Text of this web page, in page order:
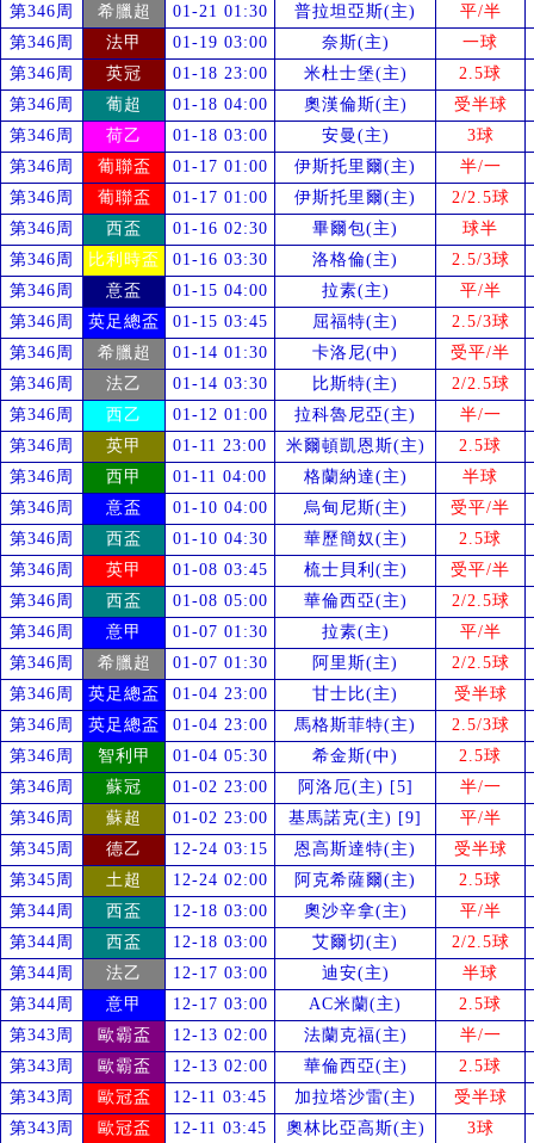
第346周
希臘超 01-21 01:30 普拉坦亞斯(主)
平/半
第346周
法甲 01-19 03:00 奈斯(主)
一球
第346周
英冠 01-18 23:00 米杜士堡(主)
2.5球
第346周
葡超 01-18 04:00 奧漢倫斯(主) 受半球
第346周
荷乙 01-18 03:00 安曼(主)
3球
第346周
葡聯盃 01-17 01:00 伊斯托里爾(主)
半/一
第346周
葡聯盃 01-17 01:00 伊斯托里爾(主)
2/2.5球
第346周
西盃 01-16 02:30 畢爾包(主)
球半
第346周
比利時盃 01-16 03:30 洛格倫(主)
2.5/3球
第346周
意盃 01-15 04:00 拉素(主)
平/半
第346周
英足總盃 01-15 03:45 屈福特(主)
2.5/3球
第346周
希臘超 01-14 01:30 卡洛尼(中) 受平/半
第346周
法乙 01-14 03:30 比斯特(主)
2/2.5球
第346周
西乙 01-12 01:00 拉科魯尼亞(主)
半/一
第346周
英甲 01-11 23:00 米爾頓凱恩斯(主)
2.5球
第346周
西甲 01-11 04:00 格蘭納達(主)
半球
第346周
意盃 01-10 04:00 烏甸尼斯(主) 受平/半
第346周
西盃 01-10 04:30 華歷簡奴(主)
2.5球
第346周
英甲 01-08 03:45 梳士貝利(主) 受平/半
第346周
西盃 01-08 05:00 華倫西亞(主)
2/2.5球
第346周
意甲 01-07 01:30 拉素(主)
平/半
第346周
希臘超 01-07 01:30 阿里斯(主)
2/2.5球
第346周
英足總盃 01-04 23:00 甘士比(主) 受半球
第346周
英足總盃 01-04 23:00 馬格斯菲特(主)
2.5/3球
第346周
智利甲 01-04 05:30 希金斯(中)
2.5球
第346周
蘇冠 01-02 23:00 阿洛厄(主) [5]
半/一
第346周
蘇超 01-02 23:00 基馬諾克(主) [9]
平/半
第345周
德乙 12-24 03:15 恩高斯達特(主) 受半球
第345周
土超 12-24 02:00 阿克希薩爾(主)
2.5球
第344周
西盃 12-18 03:00 奧沙辛拿(主)
平/半
第344周
西盃 12-18 03:00 艾爾切(主)
2/2.5球
第344周
法乙 12-17 03:00 迪安(主)
半球
第344周
意甲 12-17 03:00 AC米蘭(主)
2.5球
第343周
歐霸盃 12-13 02:00 法蘭克福(主)
半/一
第343周
歐霸盃 12-13 02:00 華倫西亞(主)
2.5球
第343周
歐冠盃 12-11 03:45 加拉塔沙雷(主) 受半球
第343周
歐冠盃 12-11 03:45 奧林比亞高斯(主)
3球